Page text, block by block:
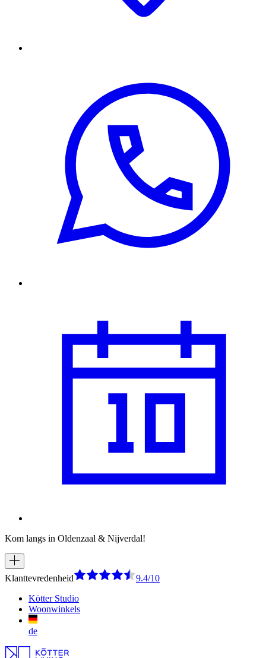
Kom langs in Oldenzaal & Nijverdal!
Klanttevredenheid
9.4/10
Kötter Studio
Woonwinkels
de